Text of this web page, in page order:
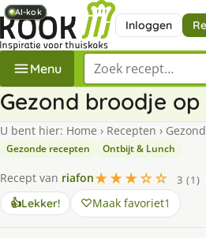
Inloggen
Menu Zoek een recept
Gezond broodje op
U bent hier: Home › Recepten ›
Gezonde recepten Ontbijt & Lunch
Recept van riafon★★★☆☆
3 (1)
👍Lekker! Maak favoriet1
AI-kok
AI-kok
AI-kok
AI-kok
AI-kok